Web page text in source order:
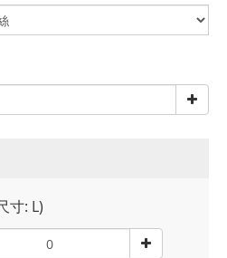
寸: L)